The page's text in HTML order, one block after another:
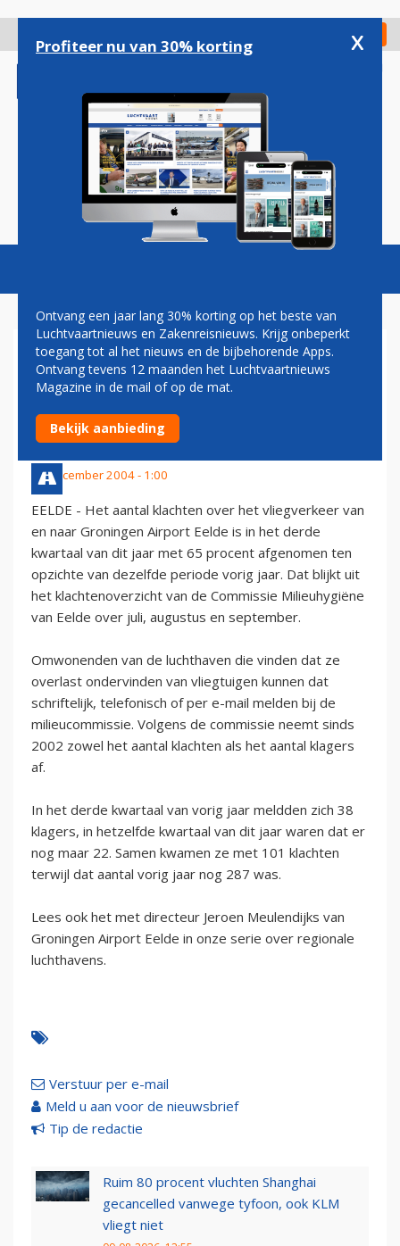
gaan
Check in
Magazine Podcasts Vacatures
AANTAL KLACHTEN
VLIEGVERKEER GRONINGEN
AIRPORT EELDE AFGENOMEN
15 december 2004 - 1:00
EELDE - Het aantal klachten over het vliegverkeer van
en naar Groningen Airport Eelde is in het derde
kwartaal van dit jaar met 65 procent afgenomen ten
opzichte van dezelfde periode vorig jaar. Dat blijkt uit
het klachtenoverzicht van de Commissie Milieuhygiëne
van Eelde over juli, augustus en september.
Omwonenden van de luchthaven die vinden dat ze
overlast ondervinden van vliegtuigen kunnen dat
schriftelijk, telefonisch of per e-mail melden bij de
milieucommissie. Volgens de commissie neemt sinds
2002 zowel het aantal klachten als het aantal klagers
af.
In het derde kwartaal van vorig jaar meldden zich 38
klagers, in hetzelfde kwartaal van dit jaar waren dat er
nog maar 22. Samen kwamen ze met 101 klachten
terwijl dat aantal vorig jaar nog 287 was.
Lees ook het met directeur Jeroen Meulendijks van
Groningen Airport Eelde in onze serie over regionale
luchthavens.
Verstuur per e-mail
Meld u aan voor de nieuwsbrief
Tip de redactie
Ruim 80 procent vluchten Shanghai
gecancelled vanwege tyfoon, ook KLM
vliegt niet
Profiteer nu van 30% korting x
Ontvang een jaar lang 30% korting op het beste van
Luchtvaartnieuws en Zakenreisnieuws. Krijg onbeperkt
toegang tot al het nieuws en de bijbehorende Apps.
Ontvang tevens 12 maanden het Luchtvaartnieuws
Magazine in de mail of op de mat.
Bekijk aanbieding